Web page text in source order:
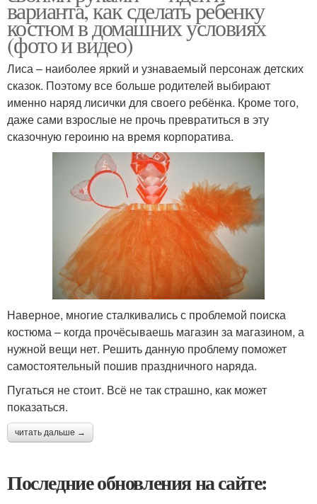
варианта, как сделать ребенку
костюм в домашних условиях
(фото и видео)
Лиса – наиболее яркий и узнаваемый персонаж детских
сказок. Поэтому все больше родителей выбирают
именно наряд лисички для своего ребёнка. Кроме того,
даже сами взрослые не прочь превратиться в эту
сказочную героиню на время корпоратива.
Наверное, многие сталкивались с проблемой поиска
костюма – когда прочёсываешь магазин за магазином, а
нужной вещи нет. Решить данную проблему поможет
самостоятельный пошив праздничного наряда.
Пугаться не стоит. Всё не так страшно, как может
показаться.
читать дальше →
Последние обновления на сайте: